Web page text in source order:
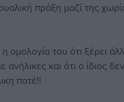
πράξη μαζί της
ομολογία του ότι ξέρει
ανήλικες και ότι ο ίδιος
ποτέ!!